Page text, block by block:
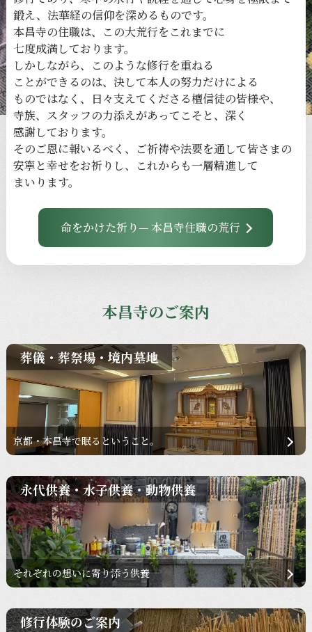
鍛え、 法華経の信仰を深める ものです。
本昌寺の住職は、 この大荒行をこれまでに
七度成満しております。
しかしながら、
このような修行を重ねる
ことができるのは、 決して本人の努力だけによる
ものではなく、
日々支えてくださる檀信徒の皆様や、
寺族、 スタッフの力添えがあってこそと、 深く
感謝しております。
そのご恩に報いるべく、 ご祈祷や法要を通して皆さまの
安寧と幸せをお祈りし、 これからも一層精進して
まいります。
命をかけた祈り— 本昌寺住職の荒行
本昌寺のご案内
葬儀・葬祭場・境内墓地
京都・本昌寺で眠るということ。
永代供養・水子供養・動物供養
それぞれの想いに寄り添う供養
修行体験のご案内